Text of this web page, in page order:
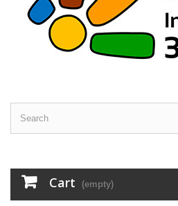
Cart (empty)